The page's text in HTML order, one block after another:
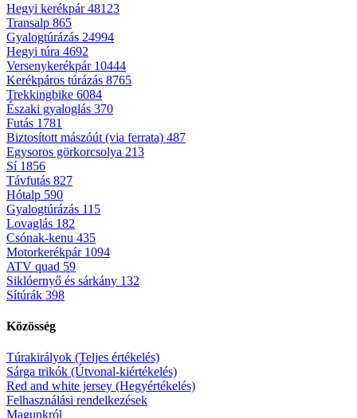
Hegyi kerékpár48123
Transalp 865
Gyalogtúrázás 24994
Hegyi túra 4692
Versenykerékpár 10444
Kerékpáros túrázás 8765
Trekkingbike 6084
Északi gyaloglás 370
Futás 1781
Biztosított mászóút (via ferrata) 487
Egysoros görkorcsolya 213
Sí 1856
Távfutás 827
Hótalp 590
Gyalogtúrázás 115
Lovaglás 182
Csónak-kenu 435
Motorkerékpár 1094
ATV quad 59
Siklóernyő és sárkány 132
Sítúrák 398
Közösség
Túrakirályok (Teljes értékelés)
Sárga trikók (Útvonal-kiértékelés)
Red and white jersey (Hegyértékelés)
Felhasználási rendelkezések
Magunkról